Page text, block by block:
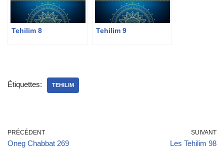
Tehilim 8 Tehilim 9
Étiquettes: TEHILIM
PRÉCÉDENT
Oneg Chabbat 269
SUIVANT
Les Tehilim 98